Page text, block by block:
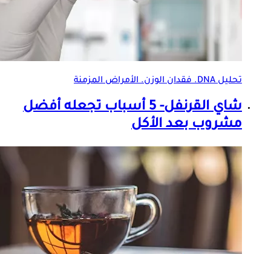
تحليل DNA. فقدان الوزن. الأمراض المزمنة
شاي القرنفل- 5 أسباب تجعله أفضل
مشروب بعد الأكل